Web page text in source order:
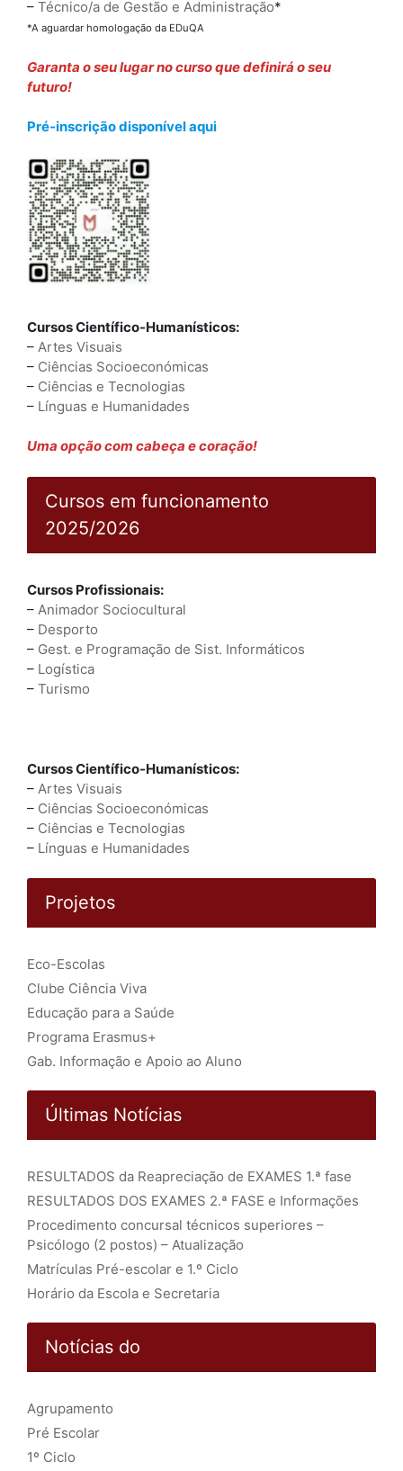
– Técnico/a de Gestão e Administração*
*A aguardar homologação da EDuQA
Garanta o seu lugar no curso que definirá o seu
futuro!
Pré-inscrição disponível aqui
Cursos Científico-Humanísticos:
– Artes Visuais
– Ciências Socioeconómicas
– Ciências e Tecnologias
– Línguas e Humanidades
Uma opção com cabeça e coração!
Cursos em funcionamento
2025/2026
Cursos Profissionais:
– Animador Sociocultural
– Desporto
– Gest. e Programação de Sist. Informáticos
– Logística
– Turismo
Cursos Científico-Humanísticos:
– Artes Visuais
– Ciências Socioeconómicas
– Ciências e Tecnologias
– Línguas e Humanidades
Projetos
Eco-Escolas
Clube Ciência Viva
Educação para a Saúde
Programa Erasmus+
Gab. Informação e Apoio ao Aluno
Últimas Notícias
RESULTADOS da Reapreciação de EXAMES 1.ª fase
RESULTADOS DOS EXAMES 2.ª FASE e Informações
Procedimento concursal técnicos superiores –
Psicólogo (2 postos) – Atualização
Matrículas Pré-escolar e 1.º Ciclo
Horário da Escola e Secretaria
Notícias do
Agrupamento
Pré Escolar
1º Ciclo